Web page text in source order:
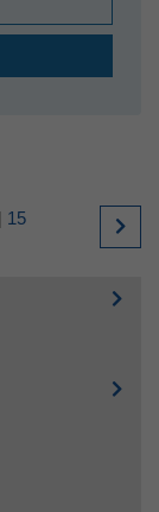
| 15